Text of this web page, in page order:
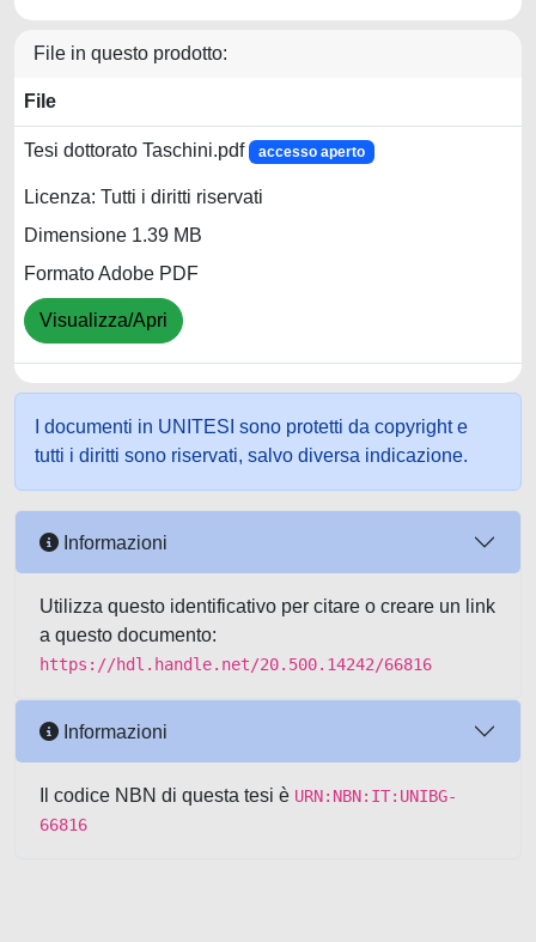
File in questo prodotto:
File
Tesi dottorato Taschini.pdf accesso aperto
Licenza: Tutti i diritti riservati
Dimensione 1.39 MB
Formato Adobe PDF
Visualizza/Apri
I documenti in UNITESI sono protetti da copyright e
tutti i diritti sono riservati, salvo diversa indicazione.
Informazioni
Utilizza questo identificativo per citare o creare un link
a questo documento:
https://hdl.handle.net/20.500.14242/66816
Informazioni
Il codice NBN di questa tesi è URN:NBN:IT:UNIBG-
66816